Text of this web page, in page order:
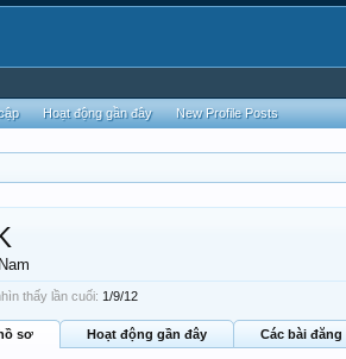
thấy lần cuối: 1/9/12
sơ Hoạt động gần đây Các bài đăng
Hoạt động gần đây New Profile Posts